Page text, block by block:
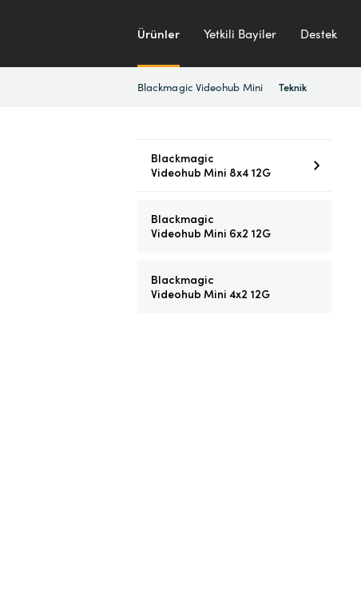
Ürünler Yetkili Bayiler Destek
Blackmagic Videohub Mini Teknik
Blackmagic
Videohub Mini 8x4 12G
Blackmagic
Videohub Mini 6x2 12G
Blackmagic
Videohub Mini 4x2 12G